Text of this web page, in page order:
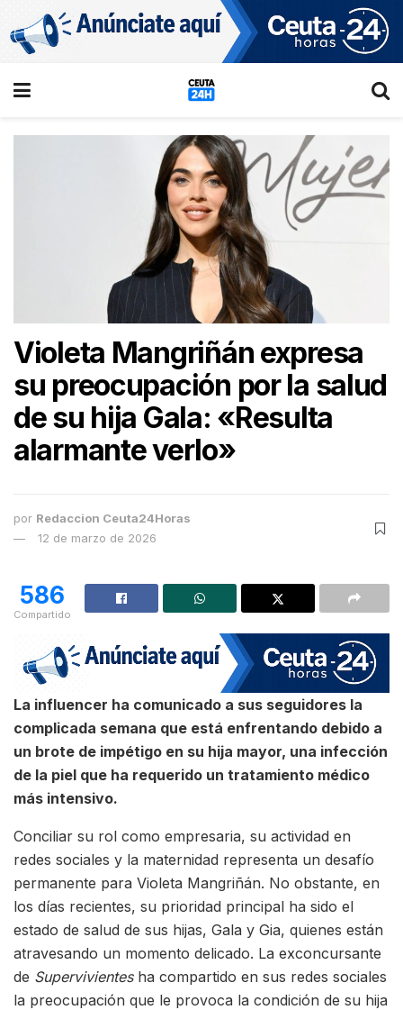
Violeta Mangriñán expresa
su preocupación por la salud
de su hija Gala: «Resulta
alarmante verlo»
por Redaccion Ceuta24Horas
12 de marzo de 2026
586
Compartido
La influencer ha comunicado a sus seguidores la
complicada semana que está enfrentando debido a
un brote de impétigo en su hija mayor, una infección
de la piel que ha requerido un tratamiento médico
más intensivo.
Conciliar su rol como empresaria, su actividad en
redes sociales y la maternidad representa un desafío
permanente para Violeta Mangriñán. No obstante, en
los días recientes, su prioridad principal ha sido el
estado de salud de sus hijas, Gala y Gia, quienes están
atravesando un momento delicado. La exconcursante
de Supervivientesha compartido en sus redes sociales
la preocupación que le provoca la condición de su hija